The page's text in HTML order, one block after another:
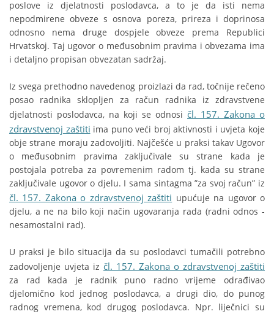
poslove iz djelatnosti poslodavca, a to je da isti nema
nepodmirene obveze s osnova poreza, prireza i doprinosa
odnosno nema druge dospjele obveze prema Republici
Hrvatskoj. Taj ugovor o međusobnim pravima i obvezama ima
i detaljno propisan obvezatan sadržaj.
Iz svega prethodno navedenog proizlazi da rad, točnije rečeno
posao radnika sklopljen za račun radnika iz zdravstvene
djelatnosti poslodavca, na koji se odnosi čl. 157. Zakona o
zdravstvenoj zaštiti ima puno veći broj aktivnosti i uvjeta koje
obje strane moraju zadovoljiti. Najčešće u praksi takav Ugovor
o međusobnim pravima zaključivale su strane kada je
postojala potreba za povremenim radom tj. kada su strane
zaključivale ugovor o djelu. I sama sintagma ”za svoj račun” iz
čl. 157. Zakona o zdravstvenoj zaštiti upućuje na ugovor o
djelu, a ne na bilo koji način ugovaranja rada (radni odnos -
nesamostalni rad).
U praksi je bilo situacija da su poslodavci tumačili potrebno
zadovoljenje uvjeta iz čl. 157. Zakona o zdravstvenoj zaštiti
za rad kada je radnik puno radno vrijeme odrađivao
djelomično kod jednog poslodavca, a drugi dio, do punog
radnog vremena, kod drugog poslodavca. Npr. liječnici su